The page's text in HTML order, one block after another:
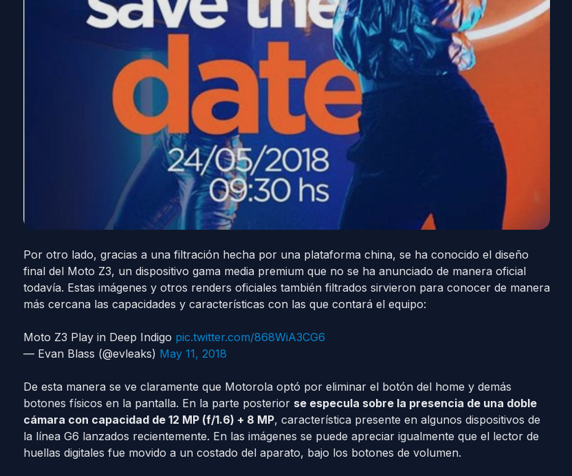
Por otro lado, gracias a una filtración hecha por una plataforma china, se ha conocido el diseño
final del Moto Z3, un dispositivo gama media premium que no se ha anunciado de manera oficial
todavía. Estas imágenes y otros renders oficiales también filtrados sirvieron para conocer de manera
más cercana las capacidades y características con las que contará el equipo:
Moto Z3 Play in Deep Indigo pic.twitter.com/868WiA3CG6
— Evan Blass (@evleaks) May 11, 2018
De esta manera se ve claramente que Motorola optó por eliminar el botón del home y demás
botones físicos en la pantalla. En la parte posterior se especula sobre la presencia de una doble
cámara con capacidad de 12 MP (f/1.6) + 8 MP, característica presente en algunos dispositivos de
la línea G6 lanzados recientemente. En las imágenes se puede apreciar igualmente que el lector de
huellas digitales fue movido a un costado del aparato, bajo los botones de volumen.